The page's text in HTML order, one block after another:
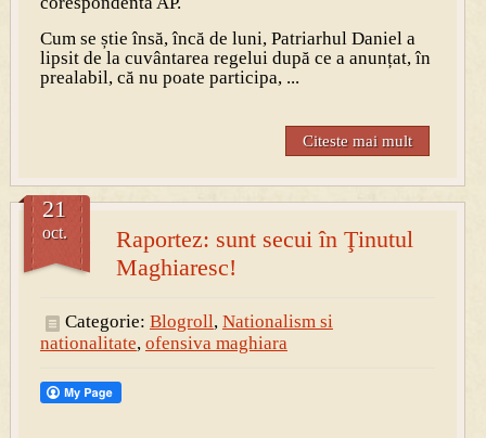
Cum se știe însă, încă de luni, Patriarhul Daniel a
lipsit de la cuvântarea regelui după ce a anunțat, în
prealabil, că nu poate participa, ...
Citeste mai mult
Raportez: sunt secui în Ţinutul
Maghiaresc!
21
oct.
Categorie: Blogroll, Nationalism si
nationalitate, ofensiva maghiara